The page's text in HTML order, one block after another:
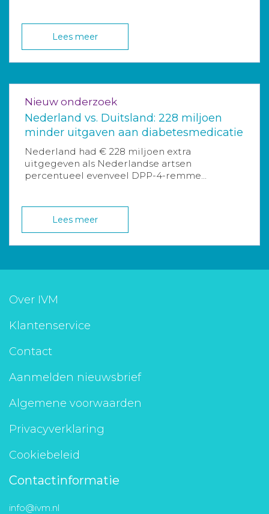
Lees meer
Nieuw onderzoek
Nederland vs. Duitsland: 228 miljoen
minder uitgaven aan diabetesmedicatie
Nederland had € 228 miljoen extra
uitgegeven als Nederlandse artsen
percentueel evenveel DPP-4-remme...
Lees meer
Over IVM
Klantenservice
Contact
Aanmelden nieuwsbrief
Algemene voorwaarden
Privacyverklaring
Cookiebeleid
Contactinformatie
info@ivm.nl